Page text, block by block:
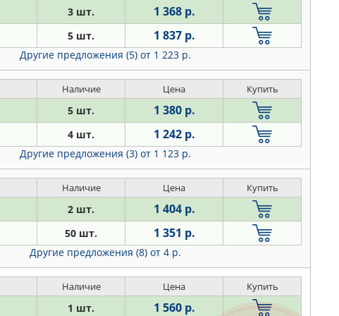
3 шт. 1 368 р.
5 шт. 1 837 р.
Другие предложения (5) от 1 223 р.
Наличие Цена Купить
5 шт. 1 380 р.
4 шт. 1 242 р.
Другие предложения (3) от 1 123 р.
Наличие Цена Купить
2 шт. 1 404 р.
50 шт. 1 351 р.
Другие предложения (8) от 4 р.
Наличие Цена Купить
1 шт. 1 560 р.